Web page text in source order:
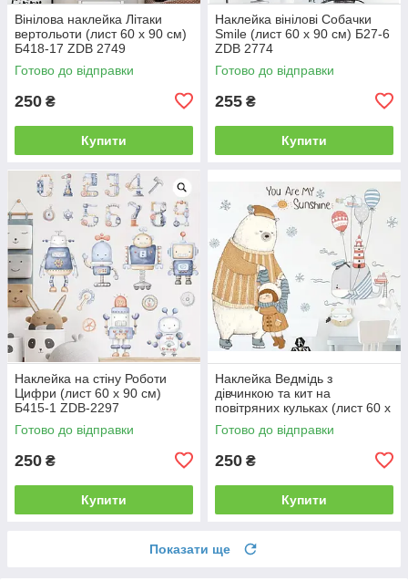
Вінілова наклейка Літаки
вертольоти (лист 60 х 90 см)
Б418-17 ZDB 2749
Готово до відправки
250 ₴
Купити
Наклейка вінілові Собачки
Smile (лист 60 х 90 см) Б27-6
ZDB 2774
Готово до відправки
255 ₴
Купити
Наклейка на стіну Роботи
Цифри (лист 60 х 90 см)
Б415-1 ZDB-2297
Готово до відправки
250 ₴
Купити
Наклейка Ведмідь з
дівчинкою та кит на
повітряних кульках (лист 60 х
85 см) Б146-22 ZDB-2515
Готово до відправки
250 ₴
Купити
Показати ще